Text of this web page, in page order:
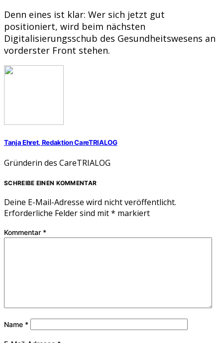
Denn eines ist klar: Wer sich jetzt gut
positioniert, wird beim nächsten
Digitalisierungsschub des Gesundheitswesens an
vorderster Front stehen.
Tanja Ehret, Redaktion CareTRIALOG
Gründerin des CareTRIALOG
SCHREIBE EINEN KOMMENTAR
Deine E-Mail-Adresse wird nicht veröffentlicht.
Erforderliche Felder sind mit* markiert
Kommentar *
Name *